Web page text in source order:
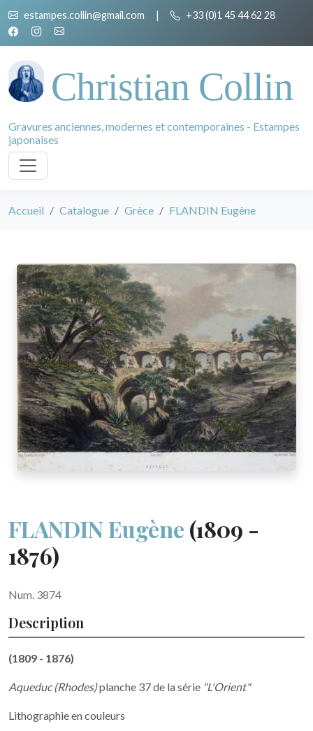
estampes.collin@gmail.com | +33 (0)1 45 44 62 28
Christian Collin
Gravures anciennes, modernes et contemporaines - Estampes
japonaises
Accueil Catalogue Grèce FLANDIN Eugène
FLANDIN Eugène (1809 -
1876)
Num. 3874
Description
(1809 - 1876)
Aqueduc (Rhodes)planche 37 de la série "L'Orient"
Lithographie en couleurs